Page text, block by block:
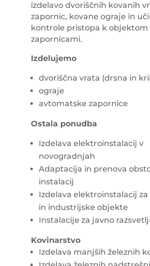
izdelavo dvoriščnih kovanih
zapornic, kovane ograje in
kontrole pristopa k objektom
zapornicami.
Izdelujemo
dvoriščna vrata (drsna in
ograje
avtomatske zapornice
Ostala ponudba
Izdelava elektroinstalacij v
novogradnjah
Adaptacija in prenova
instalacij
Izdelava elektroinstalacij za
in industrijske objekte
Instalacije za javno
Kovinarstvo
Izdelava manjših železnih